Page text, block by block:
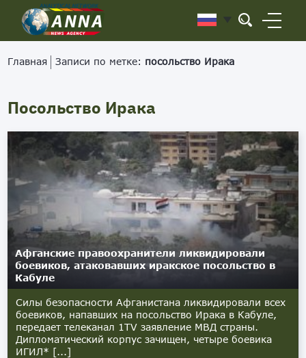
Главная Записи по метке: посольство Ирака
Посольство Ирака
Афганские правоохранители ликвидировали
боевиков, атаковавших иракское посольство в
Кабуле
Силы безопасности Афганистана ликвидировали всех
боевиков, напавших на посольство Ирака в Кабуле,
передает телеканал 1TV заявление МВД страны.
Дипломатический корпус зачищен, четыре боевика
ИГИЛ* [...]